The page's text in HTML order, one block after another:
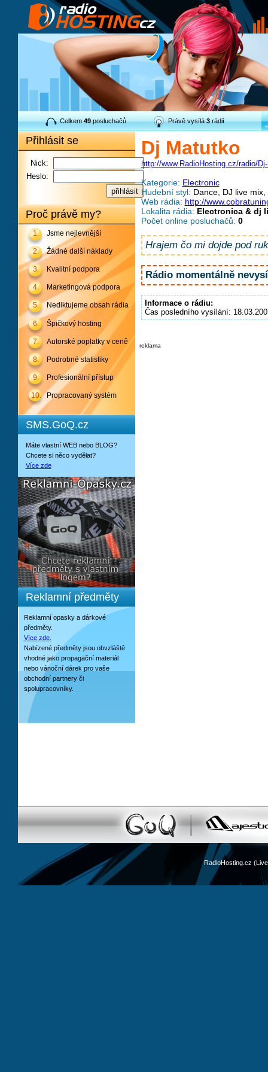
Celkem49posluchačů Právě vysílá3rádií
Přihlásit se
Nick:
Heslo:
Proč právě my?
1. Jsme nejlevnější
2. Žádné další náklady
3. Kvalitní podpora
4. Marketingová podpora
5. Nediktujeme obsah rádia
6. Špičkový hosting
7. Autorské poplatky v ceně
8. Podrobné statistiky
9. Profesionální přístup
10. Propracovaný systém
SMS.GoQ.cz
Máte vlastní WEB nebo BLOG?
Chcete si něco vydělat?
Více zde
Reklamní předměty
Reklamní opasky a dárkové
předměty.
Více zde.
Nabízené předměty jsou obvzláště
vhodné jako propagační materiál
nebo vánoční dárek pro vaše
obchodní partnery či
spolupracovníky.
Dj Matutko
http://www.RadioHosting.cz/radio/
Kategorie: Electronic
Hudební styl: Dance, DJ live
Web rádia: http://
Lokalita rádia: Electronica & dj
Počet online posluchačů: 0
Hrajem čo mi dojde pod
Rádio momentálně
Informace o rádiu:
Čas posledního vysílání:
reklama
RadioHosting.cz